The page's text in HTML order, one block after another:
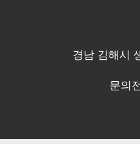
경남 김해시
문의